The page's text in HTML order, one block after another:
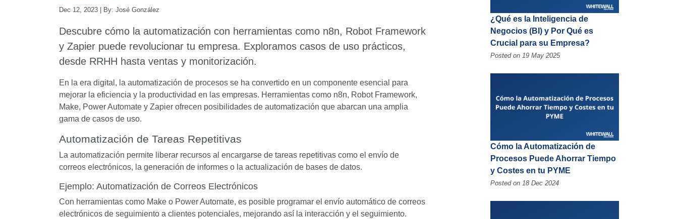
Dec 12, 2023 | By: José González
Descubre cómo la automatización con herramientas como n8n, Robot Framework
y Zapier puede revolucionar tu empresa. Exploramos casos de uso prácticos,
desde RRHH hasta ventas y monitorización.
En la era digital, la automatización de procesos se ha convertido en un componente esencial para
mejorar la eficiencia y la productividad en las empresas. Herramientas como n8n, Robot Framework,
Make, Power Automate y Zapier ofrecen posibilidades de automatización que abarcan una amplia
gama de casos de uso.
Automatización de Tareas Repetitivas
La automatización permite liberar recursos al encargarse de tareas repetitivas como el envío de
correos electrónicos, la generación de informes o la actualización de bases de datos.
Ejemplo: Automatización de Correos Electrónicos
Con herramientas como Make o Power Automate, es posible programar el envío automático de correos
electrónicos de seguimiento a clientes potenciales, mejorando así la interacción y el seguimiento.
¿Qué es la Inteligencia de
Negocios (BI) y Por Qué es
Crucial para su Empresa?
Posted on 19 May 2025
Cómo la Automatización de
Procesos Puede Ahorrar Tiempo
y Costes en tu PYME
Posted on 18 Dec 2024